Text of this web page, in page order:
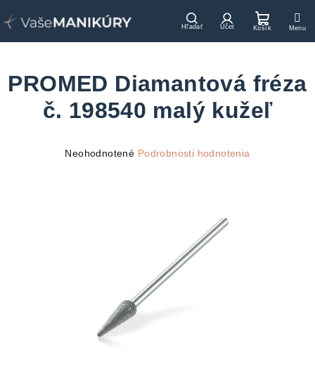
na
HľadaťPrihlásenie
košík
PROMED Diamantová fréza
č. 198540 malý kužeľ
Priemerné
Neohodnotené Podrobnosti hodnotenia